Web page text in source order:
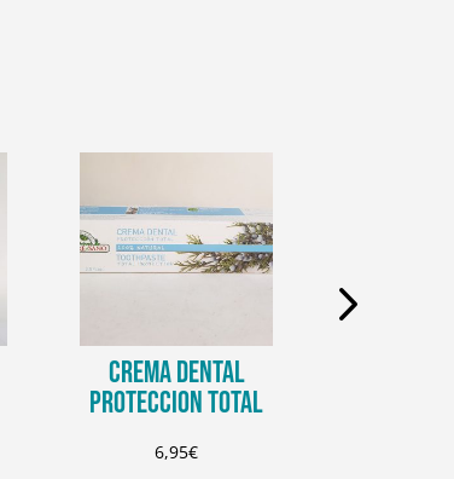
CREMA DENTAL
PROTECCION TOTAL
6,95€